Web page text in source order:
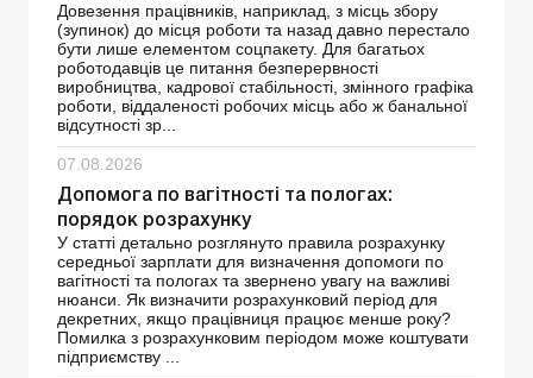
Довезення працівників, наприклад, з місць збору
(зупинок) до місця роботи та назад давно перестало
бути лише елементом соцпакету. Для багатьох
роботодавців це питання безперервності
виробництва, кадрової стабільності, змінного графіка
роботи, віддаленості робочих місць або ж банальної
відсутності зр...
07.08.2026
Допомога по вагітності та пологах:
порядок розрахунку
У статті детально розглянуто правила розрахунку
середньої зарплати для визначення допомоги по
вагітності та пологах та звернено увагу на важливі
нюанси. Як визначити розрахунковий період для
декретних, якщо працівниця працює менше року?
Помилка з розрахунковим періодом може коштувати
підприємству ...